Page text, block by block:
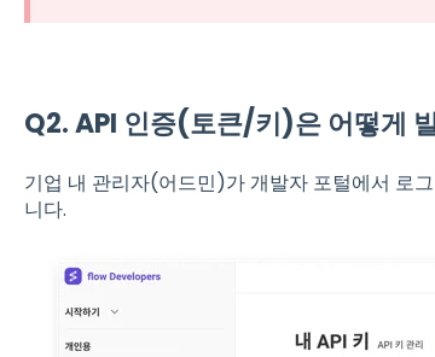
Q2. API 인증(토큰/키)은 어떻게
기업 내 관리자(어드민)가 개발자 포털에서 로
니다.